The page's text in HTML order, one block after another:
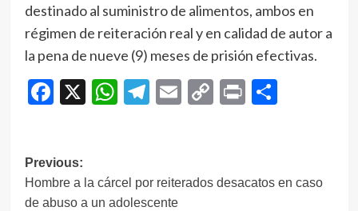
destinado al suministro de alimentos, ambos en
régimen de reiteración real y en calidad de autor a
la pena de nueve (9) meses de prisión efectivas.
Facebook
X WhatsApp
Telegram
EmailCopy
Print
Navegación
de
Previous:
Hombre a la cárcel por reiterados desacatos en caso
de abuso a un adolescente